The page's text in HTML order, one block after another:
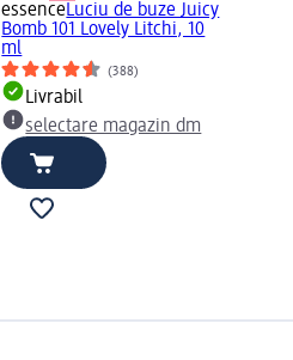
essenceLuciu de buze Juicy
Bomb 101 Lovely Litchi, 10
ml
(388)
Livrabil
selectare magazin dm